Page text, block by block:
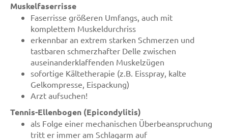
Muskelfaserrisse
Faserrisse größeren Umfangs, auch mit
komplettem Muskeldurchriss
erkennbar an extrem starken Schmerzen und
tastbaren schmerzhafter Delle zwischen
auseinanderklaffenden Muskelzügen
sofortige Kältetherapie (z.B. Eisspray, kalte
Gelkompresse, Eispackung)
Arzt aufsuchen!
Tennis-Ellenbogen (Epicondylitis)
als Folge einer mechanischen Überbeanspruchung
tritt er immer am Schlagarm auf